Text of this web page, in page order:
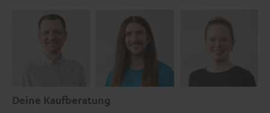
Deine Kaufberatung